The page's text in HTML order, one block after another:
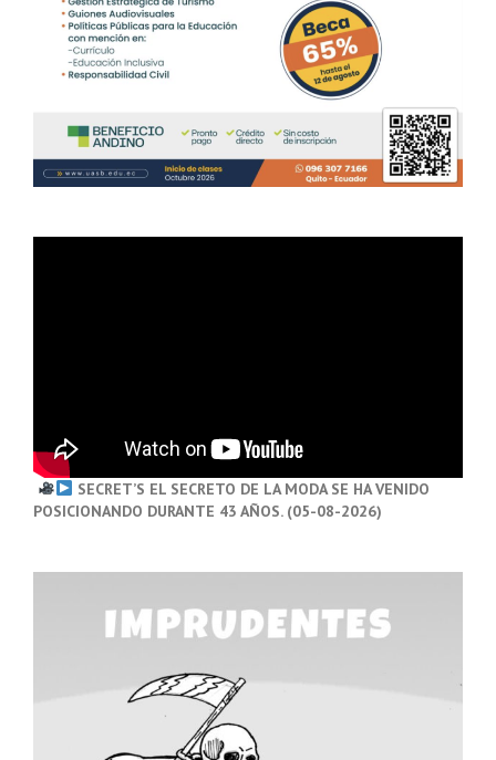
SECRET’S EL SECRETO DE LA MODA SE HA VENIDO
POSICIONANDO DURANTE 43 AÑOS. (05-08-2026)